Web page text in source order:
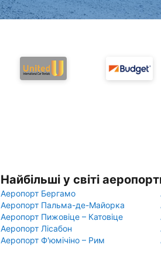
Найбільші у світі
Аеропорт Бергамо
Аеропорт Пальма-де-Майорка
Аеропорт Пижовіце – Катовіце
Аеропорт Лісабон
Аеропорт Ф'юмічіно – Рим